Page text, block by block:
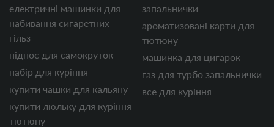
електричні машинки для
набивання сигаретних
гільз
піднос для самокруток
набір для куріння
купити чашки для кальяну
купити люльку для куріння
тютюну
запальнички
ароматизовані карти для
тютюну
машинка для цигарок
газ для турбо запальнички
все для куріння